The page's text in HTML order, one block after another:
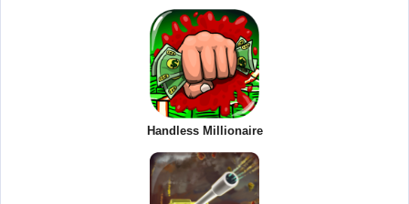
Handless Millionaire